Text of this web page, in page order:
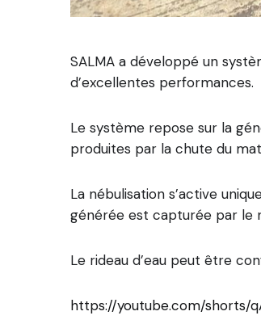
SALMA a développé un
d’excellentes performances.
Le système repose sur la
produites par la chute du
La nébulisation s’active
générée est capturée par le
Le rideau d’eau peut être
https://youtube.com/shorts/